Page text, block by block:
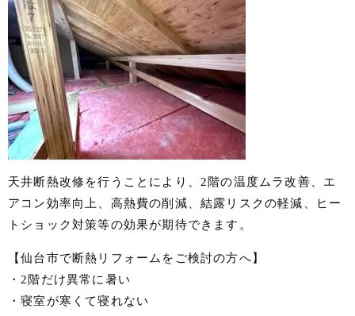
天井断熱改修を行うことにより、2階の温度ムラ改善、エ
アコン効率向上、高熱費の削減、結露リスクの軽減、ヒー
トショック対策等の効果が期待できます。
【仙台市で断熱リフォームをご検討の方へ】
・2階だけ異常に暑い
・寝室が寒くて寝れない